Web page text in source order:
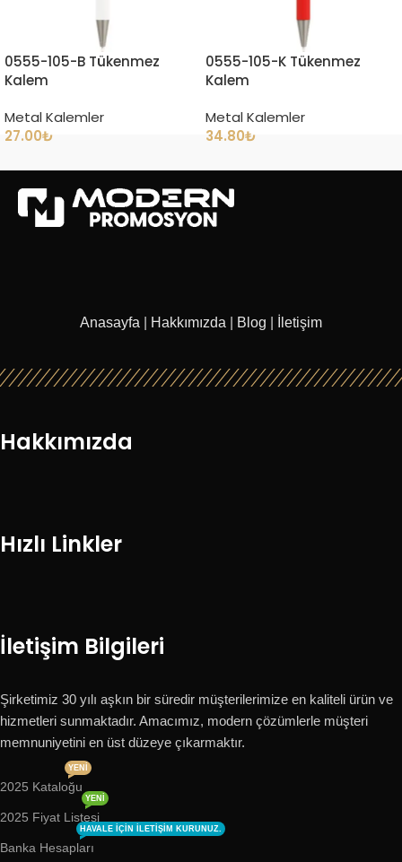
0555-105-B Tükenmez
Kalem
Metal Kalemler
27.00₺
0555-105-K Tükenmez
Kalem
Metal Kalemler
34.80₺
Anasayfa Hakkımızda Blog İletişim
Hakkımızda
Hızlı Linkler
İletişim Bilgileri
Şirketimiz 30 yılı aşkın bir süredir müşterilerimize en kaliteli ürün ve
hizmetleri sunmaktadır. Amacımız, modern çözümlerle müşteri
memnuniyetini en üst düzeye çıkarmaktır.
2025 Kataloğu
YENI
2025 Fiyat Listesi
YENI
Banka Hesapları
HAVALE IÇIN ILETIŞIM KURUNUZ.